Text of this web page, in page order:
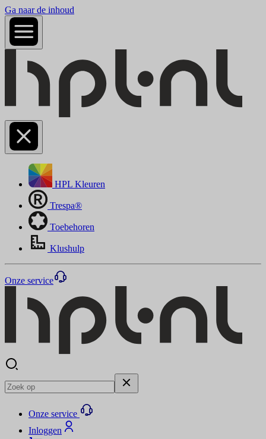
Ga naar de inhoud
HPL Kleuren
Trespa®
Toebehoren
Klushulp
Onze service
Onze service
Inloggen